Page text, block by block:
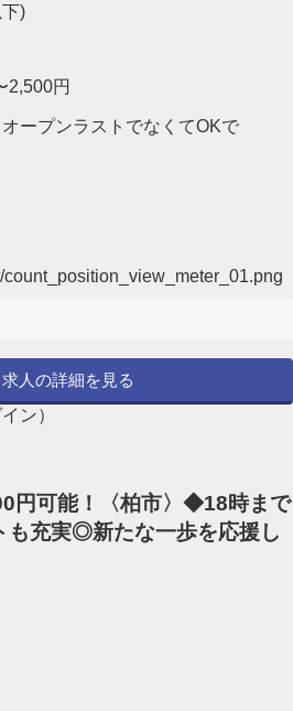
)
2,500円
ープンラストでなくてOKで
求人の詳細を見る
ン）
円可能！〈柏市〉◆18時まで
も充実◎新たな一歩を応援し